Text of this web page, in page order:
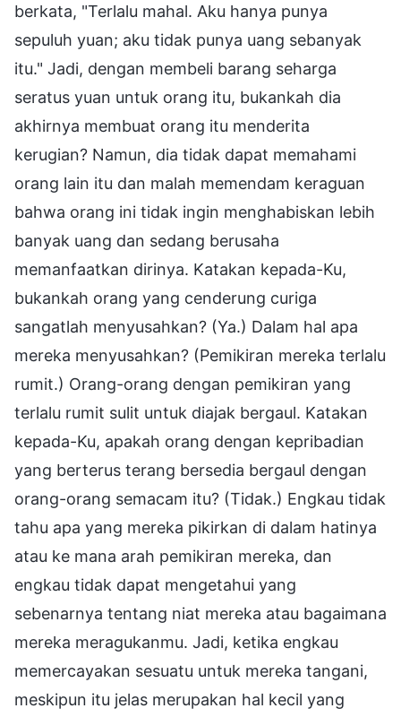
berkata, "Terlalu mahal. Aku hanya punya
sepuluh yuan; aku tidak punya uang sebanyak
itu." Jadi, dengan membeli barang seharga
seratus yuan untuk orang itu, bukankah dia
akhirnya membuat orang itu menderita
kerugian? Namun, dia tidak dapat memahami
orang lain itu dan malah memendam keraguan
bahwa orang ini tidak ingin menghabiskan lebih
banyak uang dan sedang berusaha
memanfaatkan dirinya. Katakan kepada-Ku,
bukankah orang yang cenderung curiga
sangatlah menyusahkan? (Ya.) Dalam hal apa
mereka menyusahkan? (Pemikiran mereka terlalu
rumit.) Orang-orang dengan pemikiran yang
terlalu rumit sulit untuk diajak bergaul. Katakan
kepada-Ku, apakah orang dengan kepribadian
yang berterus terang bersedia bergaul dengan
orang-orang semacam itu? (Tidak.) Engkau tidak
tahu apa yang mereka pikirkan di dalam hatinya
atau ke mana arah pemikiran mereka, dan
engkau tidak dapat mengetahui yang
sebenarnya tentang niat mereka atau bagaimana
mereka meragukanmu. Jadi, ketika engkau
memercayakan sesuatu untuk mereka tangani,
meskipun itu jelas merupakan hal kecil yang